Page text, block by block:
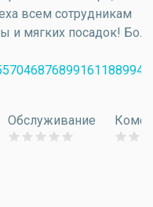
всем сотрудникам
и мягких посадок!
Обслуживание